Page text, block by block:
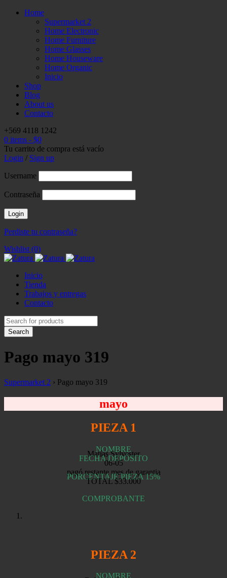
Home
Supermarket 2
Home Electronic
Home Furniture
Home Glasses
Home Houseware
Home Organic
Inicio
Shop
Blog
About us
Contacto
+569 4118 1242
0 items - $0
Tu carrito de compra está vacío
Login / Sign up
Username
Contraseña
Perdiste tu contraseña?
Wishlist (0)
Inicio
Tienda
Trabajos y entregas
Contacto
Pago mayo 319
Supermarket 2 › Pago mayo 319
mayo
PIEZA 1
NOMBRE
Matías Sylvester
FECHA DEPÓSITO
06-05
pagó restante mes de garantia
PORCENTAJE PIEZA 15%
TOTAL $33.000
COMPROBANTE
PIEZA 2
NOMBRE